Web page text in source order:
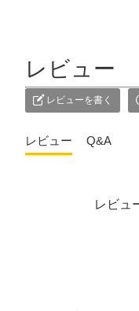
レビュー
レビューを書く
レビュー Q&A
レビュ